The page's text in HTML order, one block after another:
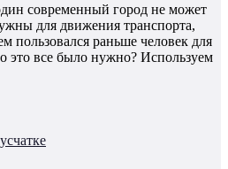
современный город не может
для движения транспорта,
пользовался раньше человек для
это все было нужно? Используем